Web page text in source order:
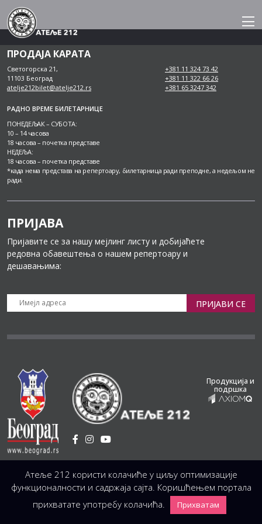
Skip
to
content
ПРОДАЈА КАРАТА
Светогорска 21,
11103 Београд
atelje212bilet@atelje212.rs
+381 11 324 73 42
+381 11 322 66 26
+381 65 3247 342
РАДНО ВРЕМЕ БИЛЕТАРНИЦЕ
ПОНЕДЕЉАК – СУБОТА:
10 – 14 часова
18 часова – почетка представе
НЕДЕЉА:
18 часова – почетка представе
*када нема представа на репертоару, билетарница ради преподне, а недељом не
ради.
ПРИЈАВА
Пријавите се за нашу мејлинг листу и добијаћете
редовна обавештења о нашем репертоару и
дешавањима:
ПРИЈАВИ СЕ
Установа Културе / Светогорска 21, 11103 Београд, Србија
Централа (управа, организација, администрација, рачуноводство, техника)
+381 11 3246 146;
+381 11 3246 147 |office@atelje212.rs
Продукција и
подршка
Сва Права Задржана © 2026 Позориште Атеља 212
Атеље 212 користи колачиће у циљу оптимизације
функционалности и садржаја сајта. Коришћењем портала
прихватате употребу колачића.
Прихватам